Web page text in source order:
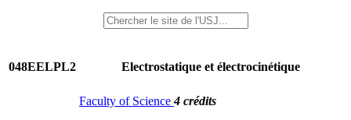
048EELPL2 Electrostatique et électrocinétique
Faculty of Science4 crédits